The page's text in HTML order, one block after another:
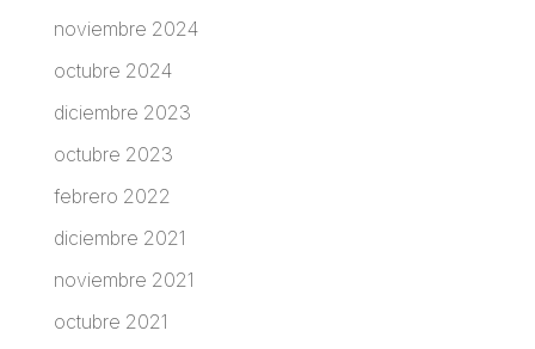
noviembre 2024
octubre 2024
diciembre 2023
octubre 2023
febrero 2022
diciembre 2021
noviembre 2021
octubre 2021